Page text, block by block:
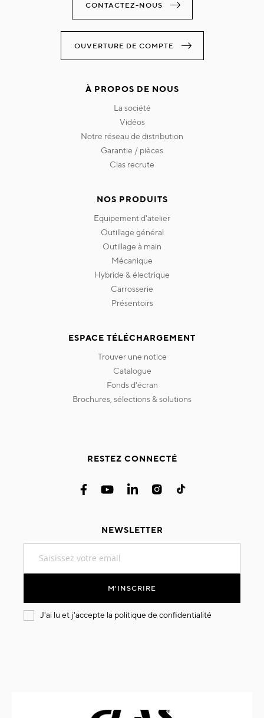
CONTACTEZ-NOUS
OUVERTURE DE COMPTE
À PROPOS DE NOUS
la société
vidéos
notre réseau de distribution
garantie / pièces
clas recrute
NOS PRODUITS
equipement d'atelier
outillage général
outillage à main
mécanique
hybride & électrique
carrosserie
présentoirs
ESPACE TÉLÉCHARGEMENT
trouver une notice
catalogue
fonds d'écran
brochures, sélections & solutions
RESTEZ CONNECTÉ
NEWSLETTER
notre
M'INSCRIRE
J'ai lu et j'accepte la politique de confidentialité